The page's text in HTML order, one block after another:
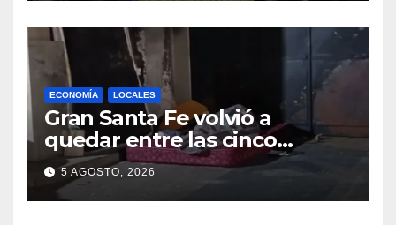
ECONOMÍA LOCALES
Gran Santa Fe volvió a
quedar entre las cinco
regiones con más pobreza
del país
5 AGOSTO, 2026